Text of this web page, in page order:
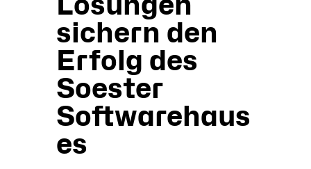
sichern den
Erfolg des
Soester
Softwarehaus
es